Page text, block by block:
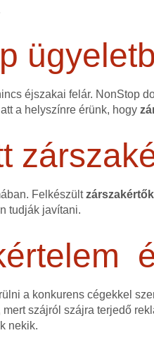
éjszakai felár. NonStop
a helyszínre érünk, hogy
Felkészültzárszakértők
tudják javítani.
a konkurens cégekkel
szájról szájra terjedő
nekik.